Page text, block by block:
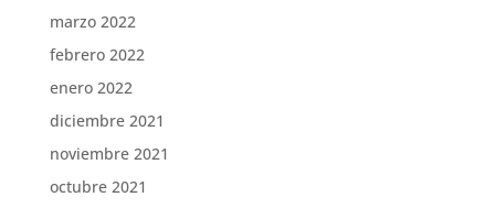
marzo 2022
febrero 2022
enero 2022
diciembre 2021
noviembre 2021
octubre 2021